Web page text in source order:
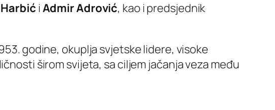
i Admir Adrović, kao i predsjednik
godine, okuplja svjetske lidere, visoke
širom svijeta, sa ciljem jačanja veza među